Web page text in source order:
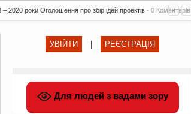
– 2020 роки Оголошення про збір ідей проектів - 0 Коментарів
УВІЙТИ РЕЄСТРАЦІЯ
Для людей з вадами зору